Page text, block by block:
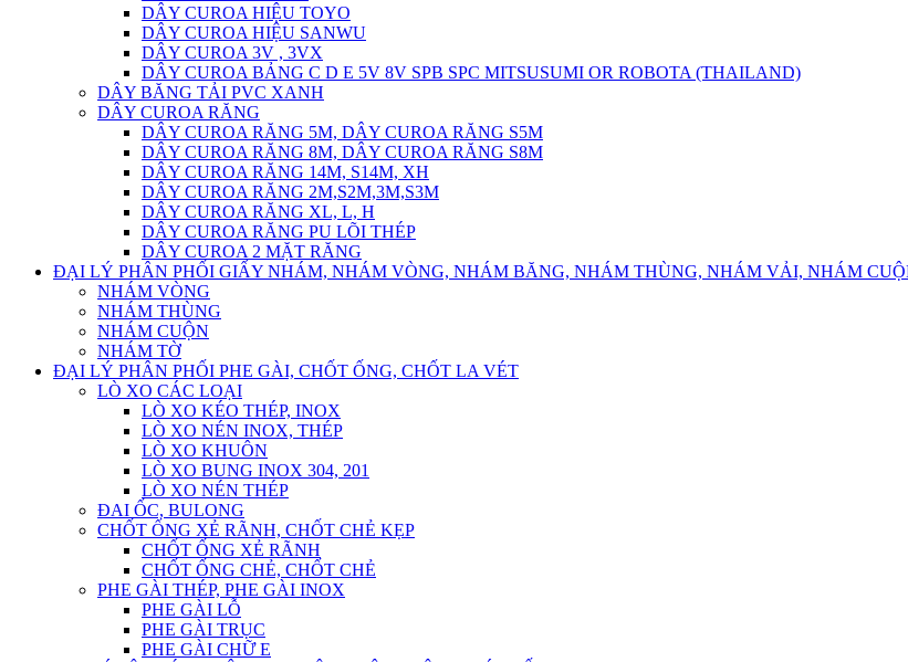
DÂY CUROA HIỆU TOYO
DÂY CUROA HIỆU SANWU
DÂY CUROA 3V , 3VX
DÂY CUROA BẢNG C D E 5V 8V SPB SPC MITSUSUMI OR ROBOTA (THAILAND)
DÂY BĂNG TẢI PVC XANH
DÂY CUROA RĂNG
DÂY CUROA RĂNG 5M, DÂY CUROA RĂNG S5M
DÂY CUROA RĂNG 8M, DÂY CUROA RĂNG S8M
DÂY CUROA RĂNG 14M, S14M, XH
DÂY CUROA RĂNG 2M,S2M,3M,S3M
DÂY CUROA RĂNG XL, L, H
DÂY CUROA RĂNG PU LÕI THÉP
DÂY CUROA 2 MẶT RĂNG
ĐẠI LÝ PHÂN PHỐI GIẤY NHÁM, NHÁM VÒNG, NHÁM BĂNG, NHÁM THÙNG, NHÁM VẢI, NHÁM
NHÁM VÒNG
NHÁM THÙNG
NHÁM CUỘN
NHÁM TỜ
ĐẠI LÝ PHÂN PHỐI PHE GÀI, CHỐT ỐNG, CHỐT LA VÉT
LÒ XO CÁC LOẠI
LÒ XO KÉO THÉP, INOX
LÒ XO NÉN INOX, THÉP
LÒ XO KHUÔN
LÒ XO BUNG INOX 304, 201
LÒ XO NÉN THÉP
ĐAI ỐC, BULONG
CHỐT ỐNG XẺ RÃNH, CHỐT CHẺ KẸP
CHỐT ỐNG XẺ RÃNH
CHỐT ỐNG CHẺ, CHỐT CHẺ
PHE GÀI THÉP, PHE GÀI INOX
PHE GÀI LỖ
PHE GÀI TRỤC
PHE GÀI CHỮ E